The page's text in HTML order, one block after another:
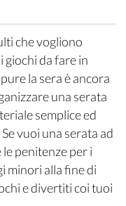
che vogliono
giochi da fare in
la sera è ancora
una serata
semplice ed
vuoi una serata ad
penitenze per i
minori alla fine di
e divertiti coi tuoi